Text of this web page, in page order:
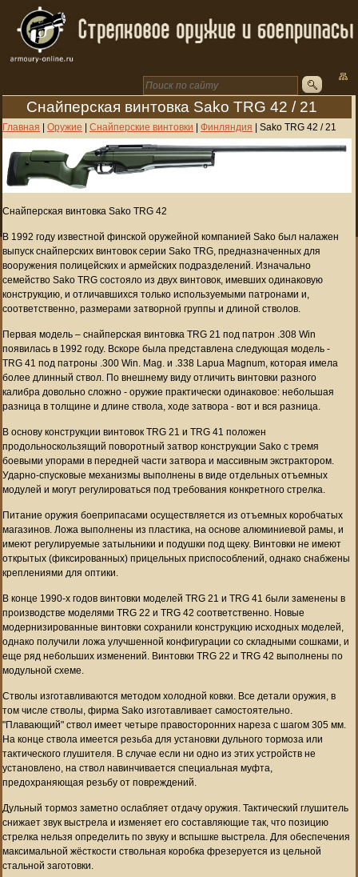
Снайперская винтовка Sako TRG 42 / 21
Главная | Оружие | Снайперские винтовки | Финляндия | Sako TRG 42 / 21
Снайперская винтовка Sako TRG 42
В 1992 году известной финской оружейной компанией Sako был налажен
выпуск снайперских винтовок серии Sako TRG, предназначенных для
вооружения полицейских и армейских подразделений. Изначально
семейство Sako TRG состояло из двух винтовок, имевших одинаковую
конструкцию, и отличавшихся только используемыми патронами и,
соответственно, размерами затворной группы и длиной стволов.
Первая модель – снайперская винтовка TRG 21 под патрон .308 Win
появилась в 1992 году. Вскоре была представлена следующая модель -
TRG 41 под патроны .300 Win. Mag. и .338 Lapua Magnum, которая имела
более длинный ствол. По внешнему виду отличить винтовки разного
калибра довольно сложно - оружие практически одинаковое: небольшая
разница в толщине и длине ствола, ходе затвора - вот и вся разница.
В основу конструкции винтовок TRG 21 и TRG 41 положен
продольноскользящий поворотный затвор конструкции Sako с тремя
боевыми упорами в передней части затвора и массивным экстрактором.
Ударно-спусковые механизмы выполнены в виде отдельных отъемных
модулей и могут регулироваться под требования конкретного стрелка.
Питание оружия боеприпасами осуществляется из отъемных коробчатых
магазинов. Ложа выполнены из пластика, на основе алюминиевой рамы, и
имеют регулируемые затыльники и подушки под щеку. Винтовки не имеют
открытых (фиксированных) прицельных приспособлений, однако снабжены
креплениями для оптики.
В конце 1990-х годов винтовки моделей TRG 21 и TRG 41 были заменены в
производстве моделями TRG 22 и TRG 42 соответственно. Новые
модернизированные винтовки сохранили конструкцию исходных моделей,
однако получили ложа улучшенной конфигурации со складными сошками, и
еще ряд небольших изменений. Винтовки TRG 22 и TRG 42 выполнены по
модульной схеме.
Стволы изготавливаются методом холодной ковки. Все детали оружия, в
том числе стволы, фирма Sako изготавливает самостоятельно.
"Плавающий" ствол имеет четыре правосторонних нареза с шагом 305 мм.
На конце ствола имеется резьба для установки дульного тормоза или
тактического глушителя. В случае если ни одно из этих устройств не
установлено, на ствол навинчивается специальная муфта,
предохраняющая резьбу от повреждений.
Дульный тормоз заметно ослабляет отдачу оружия. Тактический глушитель
снижает звук выстрела и изменяет его составляющие так, что позицию
стрелка нельзя определить по звуку и вспышке выстрела. Для обеспечения
максимальной жёсткости ствольная коробка фрезеруется из цельной
стальной заготовки.